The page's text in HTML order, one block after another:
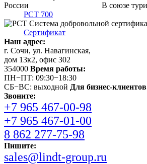
В союзе
РСТ 700
Система добровольной
Сертификат
Наш адрес:
г. Сочи, ул. Навагинская,
дом 13к2, офис 302
354000 Время работы:
ПН−ПТ: 09:30−18:30
СБ−ВС: выходной Для бизнес-
Звоните:
+7 965 467-00-98
+7 965 467-01-00
8 862 277-75-98
Пишите:
sales@lindt-group.ru